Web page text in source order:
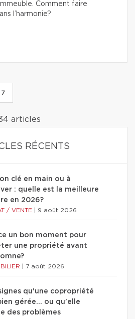
Comment faire
l’harmonie?
7
articles
RÉCENTS
clé en main ou à
: quelle est la meilleure
en 2026?
/ VENTE 9 août 2026
un bon moment pour
une propriété avant
7 août 2026
qu'une copropriété
gérée… ou qu'elle
des problèmes